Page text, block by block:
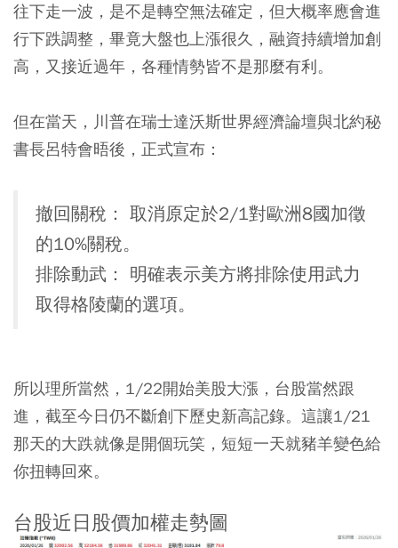
往下走一波，是不是轉空無法確定，但大概率應會進
行下跌調整，畢竟大盤也上漲很久，融資持續增加創
高，又接近過年，各種情勢皆不是那麼有利。
但在當天，川普在瑞士達沃斯世界經濟論壇與北約秘
書長呂特會晤後，正式宣布：
撤回關稅： 取消原定於2/1對歐洲8國加徵
的10%關稅。
排除動武： 明確表示美方將排除使用武力
取得格陵蘭的選項。
所以理所當然，1/22開始美股大漲，台股當然跟
進，截至今日仍不斷創下歷史新高記錄。這讓1/21
那天的大跌就像是開個玩笑，短短一天就豬羊變色給
你扭轉回來。
台股近日股價加權走勢圖